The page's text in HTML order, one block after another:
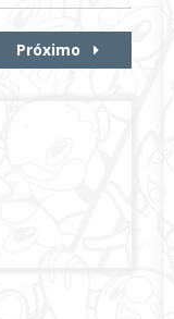
Próximo